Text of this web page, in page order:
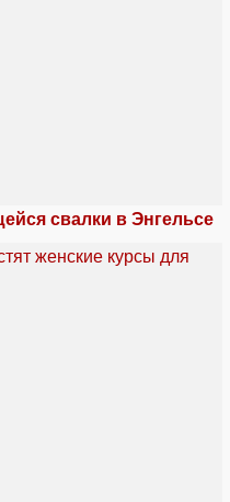
свалки в Энгельсе